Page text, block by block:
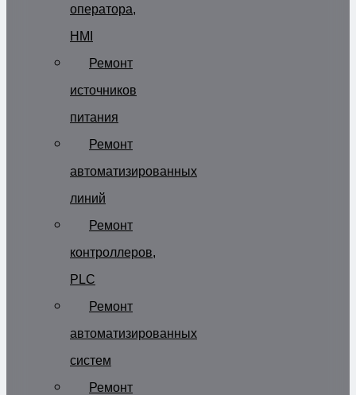
оператора,
HMI
Ремонт
источников
питания
Ремонт
автоматизированных
линий
Ремонт
контроллеров,
PLC
Ремонт
автоматизированных
систем
Ремонт